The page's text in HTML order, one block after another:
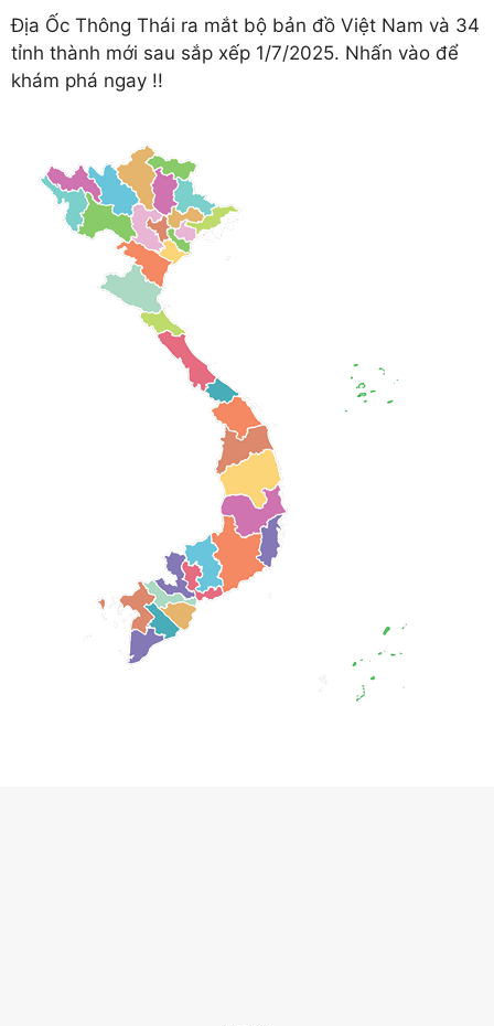
Địa Ốc Thông Thái ra mắt bộ bản đồ Việt Nam và 34
tỉnh thành mới sau sắp xếp 1/7/2025. Nhấn vào để
khám phá ngay !!